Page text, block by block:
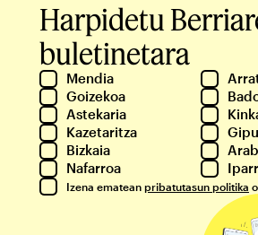
Harpidetu
buletinetara
Mendia
Goizekoa
Astekaria
Kazetaritza
Bizkaia
Nafarroa
Izena ematean pribatutasun politika